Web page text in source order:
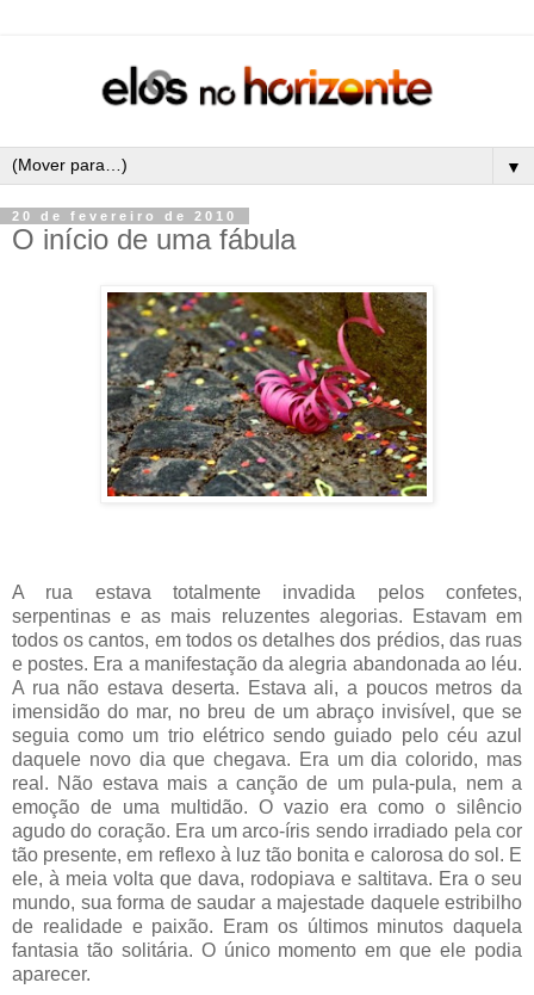
▼
20 de fevereiro de 2010
O início de uma fábula
A rua estava totalmente invadida pelos confetes,
serpentinas e as mais reluzentes alegorias. Estavam em
todos os cantos, em todos os detalhes dos prédios, das ruas
e postes. Era a manifestação da alegria abandonada ao léu.
A rua não estava deserta. Estava ali, a poucos metros da
imensidão do mar, no breu de um abraço invisível, que se
seguia como um trio elétrico sendo guiado pelo céu azul
daquele novo dia que chegava. Era um dia colorido, mas
real. Não estava mais a canção de um pula-pula, nem a
emoção de uma multidão. O vazio era como o silêncio
agudo do coração. Era um arco-íris sendo irradiado pela cor
tão presente, em reflexo à luz tão bonita e calorosa do sol. E
ele, à meia volta que dava, rodopiava e saltitava. Era o seu
mundo, sua forma de saudar a majestade daquele estribilho
de realidade e paixão. Eram os últimos minutos daquela
fantasia tão solitária. O único momento em que ele podia
aparecer.